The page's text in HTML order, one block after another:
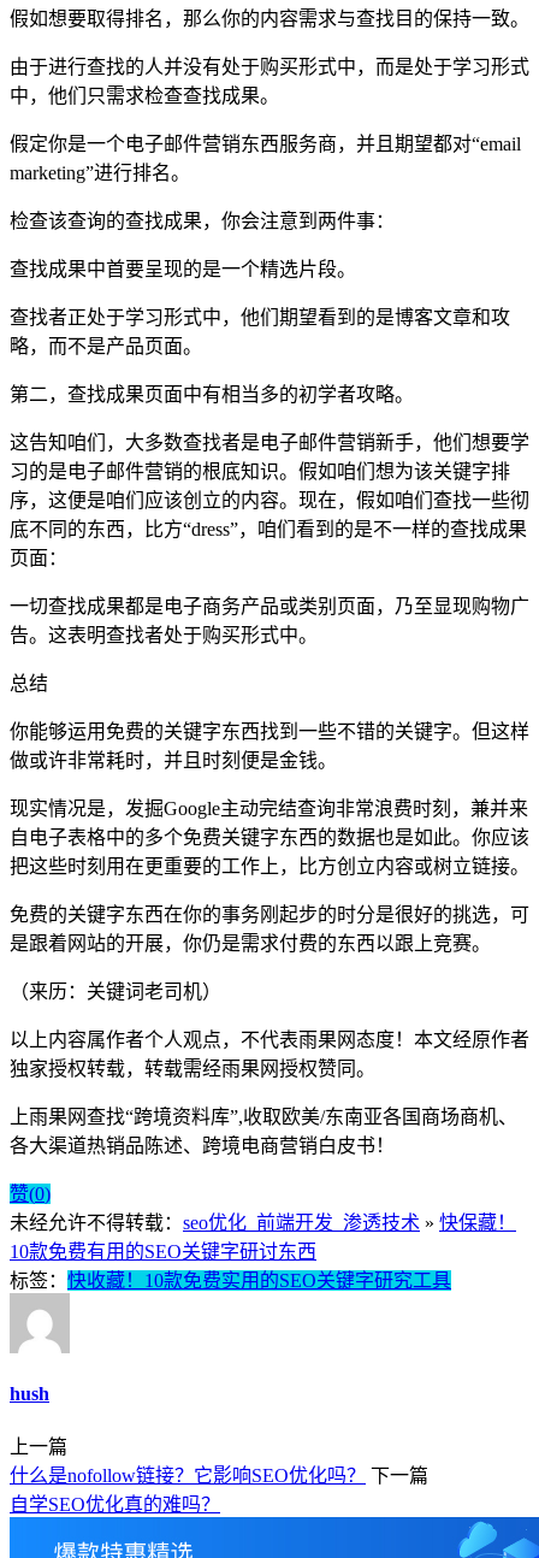
假如想要取得排名，那么你的内容需求与查找目的保持一致。
由于进行查找的人并没有处于购买形式中，而是处于学习形式
中，他们只需求检查查找成果。
假定你是一个电子邮件营销东西服务商，并且期望都对“email
marketing”进行排名。
检查该查询的查找成果，你会注意到两件事：
查找成果中首要呈现的是一个精选片段。
查找者正处于学习形式中，他们期望看到的是博客文章和攻
略，而不是产品页面。
第二，查找成果页面中有相当多的初学者攻略。
这告知咱们，大多数查找者是电子邮件营销新手，他们想要学
习的是电子邮件营销的根底知识。假如咱们想为该关键字排
序，这便是咱们应该创立的内容。现在，假如咱们查找一些彻
底不同的东西，比方“dress”，咱们看到的是不一样的查找成果
页面：
一切查找成果都是电子商务产品或类别页面，乃至显现购物广
告。这表明查找者处于购买形式中。
总结
你能够运用免费的关键字东西找到一些不错的关键字。但这样
做或许非常耗时，并且时刻便是金钱。
现实情况是，发掘Google主动完结查询非常浪费时刻，兼并来
自电子表格中的多个免费关键字东西的数据也是如此。你应该
把这些时刻用在更重要的工作上，比方创立内容或树立链接。
免费的关键字东西在你的事务刚起步的时分是很好的挑选，可
是跟着网站的开展，你仍是需求付费的东西以跟上竞赛。
（来历：关键词老司机）
以上内容属作者个人观点，不代表雨果网态度！本文经原作者
独家授权转载，转载需经雨果网授权赞同。
上雨果网查找“跨境资料库”,收取欧美/东南亚各国商场商机、
各大渠道热销品陈述、跨境电商营销白皮书！
赞(0)
未经允许不得转载： seo优化_前端开发_渗透技术 » 快保藏！
10款免费有用的SEO关键字研讨东西
标签： 快收藏！10款免费实用的SEO关键字研究工具
hush
上一篇
什么是nofollow链接？它影响SEO优化吗？
下一篇
自学SEO优化真的难吗？